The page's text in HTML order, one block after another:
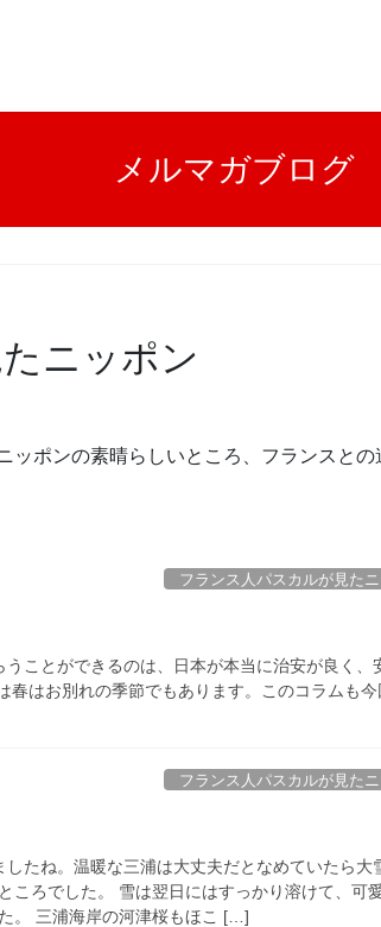
メルマガブログ
ニッポン
ッポンの素晴らしいところ、フランスとの
フランス人パスカルが見た
ことができるのは、日本が本当に治安が良く、
はお別れの季節でもあります。このコラムも今
フランス人パスカルが見た
たね。温暖な三浦は大丈夫だとなめていたら大
ころでした。 雪は翌日にはすっかり溶けて、可
。 三浦海岸の河津桜もほこ […]